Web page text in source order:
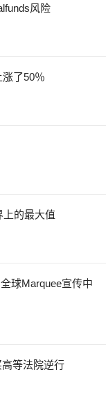
风险
了50％
的最大值
球Marquee宣传中
等法院逆行